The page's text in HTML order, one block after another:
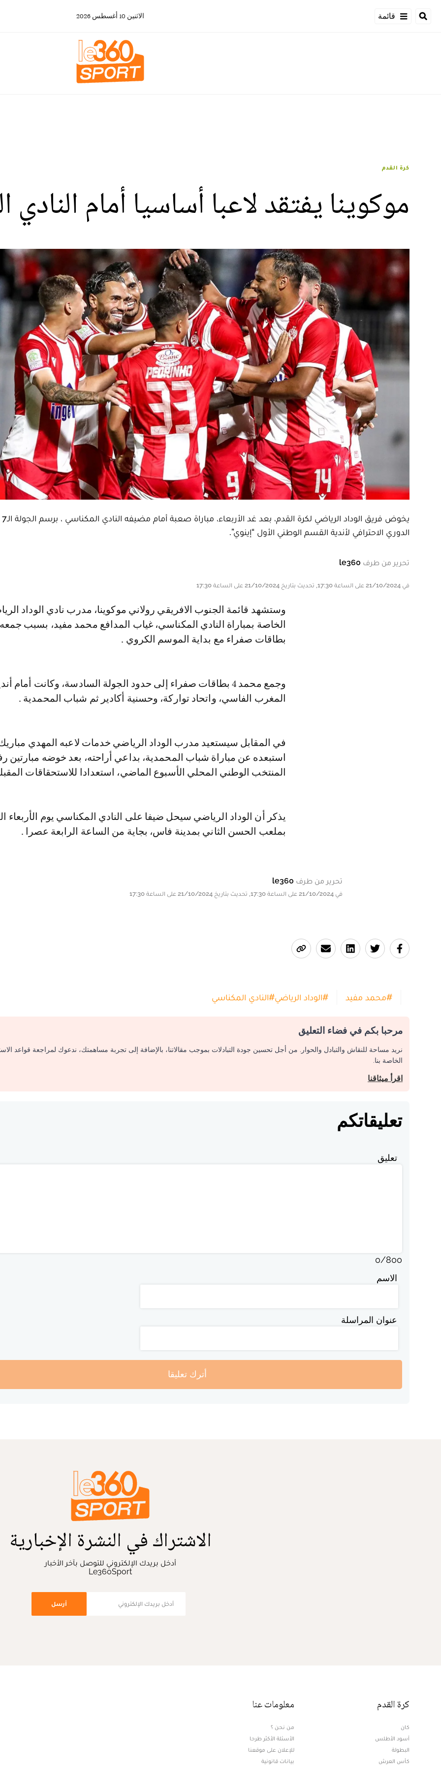
قائمة الاثنين 10 أغسطس 2026
كرة القدم
موكوينا يفتقد لاعبا أساسيا أمام النادي
الدوري الاحترافي لأندية القسم الوطني الأول “إينوي”.
تحرير من طرف le360
في 21/10/2024 على الساعة 17:30, تحديث بتاريخ 21/10/2024 على الساعة 17:30
وستشهد قائمة الجنوب الافريقي رولاني موكوينا، مدرب نادي الوداد الرياضي،
بطاقات صفراء مع بداية الموسم الكروي .
وجمع محمد 4 بطاقات صفراء إلى حدود الجولة السادسة، وكانت أمام
المغرب الفاسي، واتحاد تواركة، وحسنية أكادير ثم شباب المحمدية .
في المقابل سيستعيد مدرب الوداد الرياضي خدمات لاعبه المهدي
استبعده عن مباراة شباب المحمدية، بداعي أراحته، بعد خوضه مبارتين
المنتخب الوطني المحلي الأسبوع الماضي، استعدادا للاستحقاقات
يذكر أن الوداد الرياضي سيحل ضيفا على النادي المكناسي يوم الأربعاء
بملعب الحسن الثاني بمدينة فاس، بجاية من الساعة الرابعة عصرا .
تحرير من طرف le360
في 21/10/2024 على الساعة 17:30, تحديث بتاريخ 21/10/2024 على الساعة 17:30
#محمد مفيد #الوداد الرياضي#النادي المكناسي
مرحبا بكم في فضاء التعليق
نريد مساحة للنقاش والتبادل والحوار. من أجل تحسين جودة التبادلات بموجب مقالاتنا، بالإضافة إلى تجربة مساهمتك، ندعوك لمراجعة قواعد
الخاصة بنا.
اقرأ ميثاقنا
تعليقاتكم
تعليق
0/800
الاسم
عنوان المراسلة
أترك تعليقا
الاشتراك في النشرة الإخبارية
أدخل بريدك الإلكتروني للتوصل بآخر الأخبار
Le360Sport
أرسل
كرة القدم
كان
أسود الأطلس
البطولة
كأس العرش
معلومات عنا
من نحن ؟
الأسئلة الأكثر طرحا
للإعلان على موقعنا
بيانات قانونية